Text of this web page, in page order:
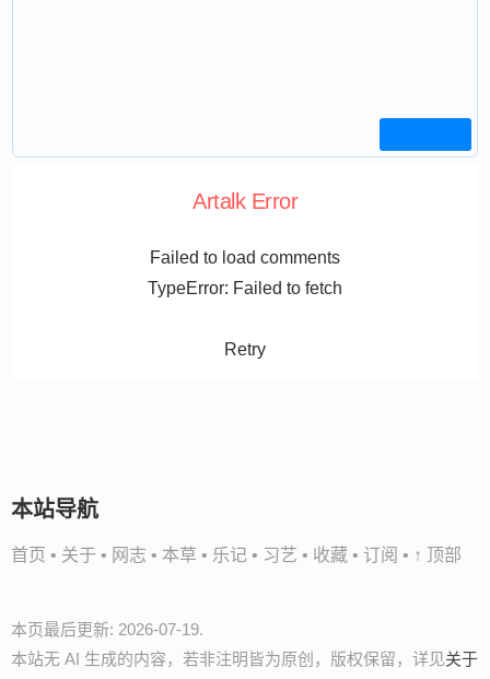
Artalk Error
Failed to load comments
TypeError: Failed to fetch
Retry
本站导航
首页 • 关于 • 网志 • 本草 • 乐记 • 习艺 • 收藏 • 订阅 • ↑ 顶部
本页最后更新: 2026-07-19.
本站无 AI 生成的内容，若非注明皆为原创，版权保留，详见关于